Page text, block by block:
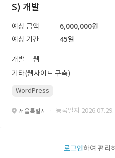
S) 개발
예상 금액
6,000,000원
예상 기간
45일
개발
웹
기타(웹사이트 구축)
WordPress
서울특별시 · 등록일자 2026.07.29.
로그인하여 편리